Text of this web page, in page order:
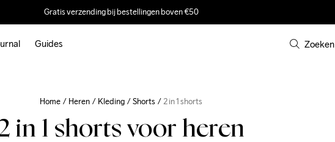
Gratis verzending bij bestellingen boven €50
Guides Zoeken
Home Heren Kleding Shorts 2 in 1 shorts
in 1 shorts voor heren